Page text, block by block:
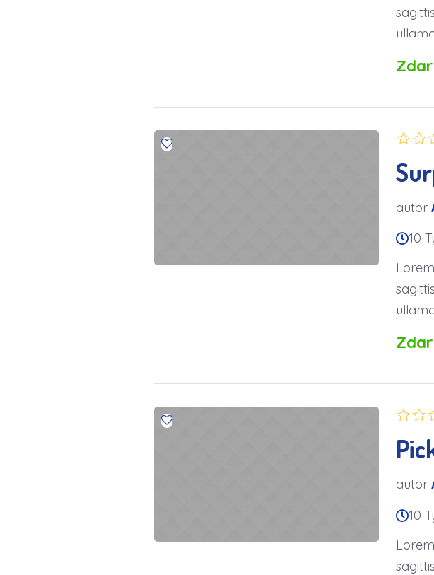
autor
10
autor
10